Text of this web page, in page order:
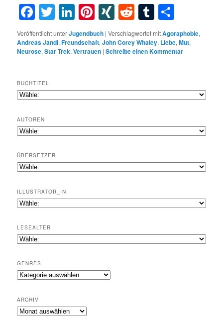
Facebook
Twitter
LinkedIn
Pinterest
XINGRedditTumblr
Veröffentlicht unterJugendbuch |Verschlagwortet mitAgoraphobie,
Andreas Jandl,Freundschaft,John Corey Whaley, Liebe,Mut,
Neurose,Star Trek,Vertrauen |Schreibe einen Kommentar
BUCHTITEL
AUTOREN
ÜBERSETZER
ILLUSTRATOR_IN
LESEALTER
GENRES
Genres
ARCHIV
Archiv